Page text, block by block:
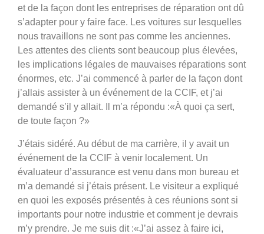
et de la façon dont les entreprises de réparation ont dû
s’adapter pour y faire face. Les voitures sur lesquelles
nous travaillons ne sont pas comme les anciennes.
Les attentes des clients sont beaucoup plus élevées,
les implications légales de mauvaises réparations sont
énormes, etc. J’ai commencé à parler de la façon dont
j’allais assister à un événement de la CCIF, et j’ai
demandé s’il y allait. Il m’a répondu :«À quoi ça sert,
de toute façon ?»
J’étais sidéré. Au début de ma carrière, il y avait un
événement de la CCIF à venir localement. Un
évaluateur d’assurance est venu dans mon bureau et
m’a demandé si j’étais présent. Le visiteur a expliqué
en quoi les exposés présentés à ces réunions sont si
importants pour notre industrie et comment je devrais
m’y prendre. Je me suis dit :«J’ai assez à faire ici,